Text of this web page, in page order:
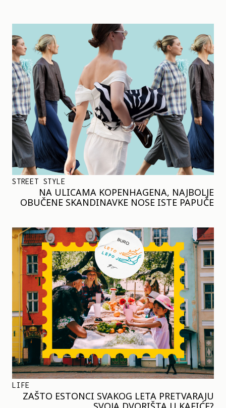
STREET STYLE
NA ULICAMA KOPENHAGENA, NAJBOLJE
OBUČENE SKANDINAVKE NOSE ISTE PAPUČE
LIFE
ZAŠTO ESTONCI SVAKOG LETA PRETVARAJU